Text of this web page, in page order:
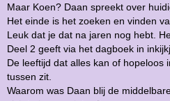
Maar Koen? Daan spreekt over
Het einde is het zoeken en vinden
Leuk dat je dat na jaren nog hebt.
Deel 2 geeft via het dagboek in
De leeftijd dat alles kan of hopeloos
tussen zit.
Waarom was Daan blij de